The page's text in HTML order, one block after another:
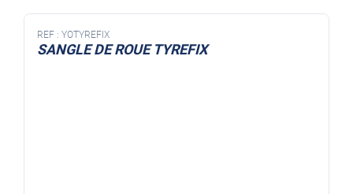
REF : YOTYREFIX
SANGLE DE ROUE TYREFIX